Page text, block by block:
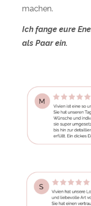
machen.
Ich fange eure
als Paar ein.